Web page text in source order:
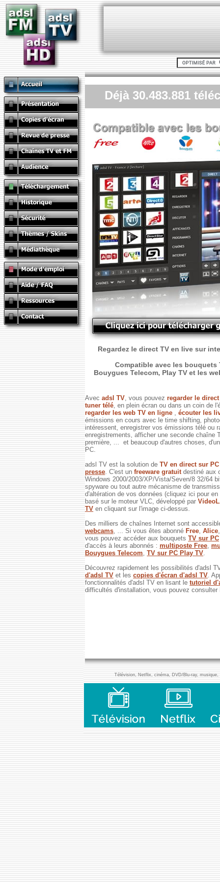
Regardez le direct TV en live sur
Compatible avec les bouquets
Bouygues Telecom, Play TV et les
Avec adsl TV , vous pouvez regarder le
tuner télé , en plein écran ou dans un coin de
regarder les web TV en ligne
écouter les
émissions en cours avec le time shifting,
intéressent, enregistrer vos émissions télé ou
enregistrements, afficher une seconde chaîne
première, ... et beaucoup d'autres choses,
PC.
adsl TV est la solution de TV en direct sur
presse . C'est un freeware gratuit destiné aux
Windows 2000/2003/XP/Vista/Seven/8 32/64
spyware ou tout autre mécanisme de
d'altération de vos données (cliquez ici pour
basé sur le moteur VLC, développé par
TV en cliquant sur l'image ci-dessus.
Des milliers de chaînes Internet sont
webcams , ... Si vous êtes abonné Free Alice
vous pouvez accéder aux bouquets TV sur PC
d'accès à leurs abonnés : multiposte Free
Bouygues Telecom TV sur PC Play TV
Découvrez rapidement les possibilités d'adsl
d'adsl TV et les copies d'écran d'adsl TV .
fonctionnalités d'adsl TV en lisant le tutoriel
difficultés d'installation, vous pouvez
Télévision, Netflix, cinéma, DVD/Blu-ray,